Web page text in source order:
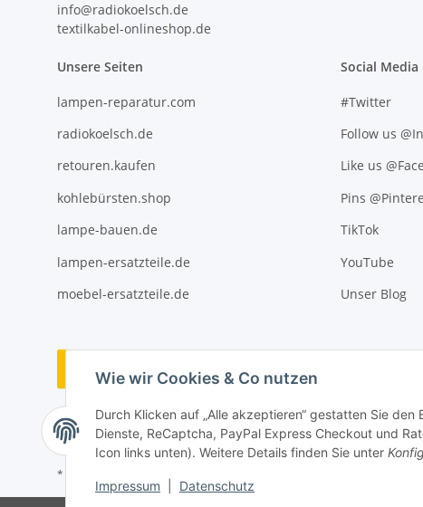
Wie wir Cookies & Co nutzen
Durch Klicken auf „Alle akzeptieren“ gestatten Sie
Dienste, ReCaptcha, PayPal Express Checkout und
Icon links unten). Weitere Details finden Sie unter
Impressum Datenschutz
info@radiokoelsch.de
textilkabel-onlineshop.de
Unsere Seiten
lampen-reparatur.com
radiokoelsch.de
retouren.kaufen
kohlebürsten.shop
lampe-bauen.de
lampen-ersatzteile.de
moebel-ersatzteile.de
Social Media
#Twitter
Follow us
Like us
Pins
TikTok
YouTube
Unser Blog
Vertrag widerrufen
* Alle Preise inkl. gesetzlicher USt., ** siehe Lieferbedingungen, zzgl.